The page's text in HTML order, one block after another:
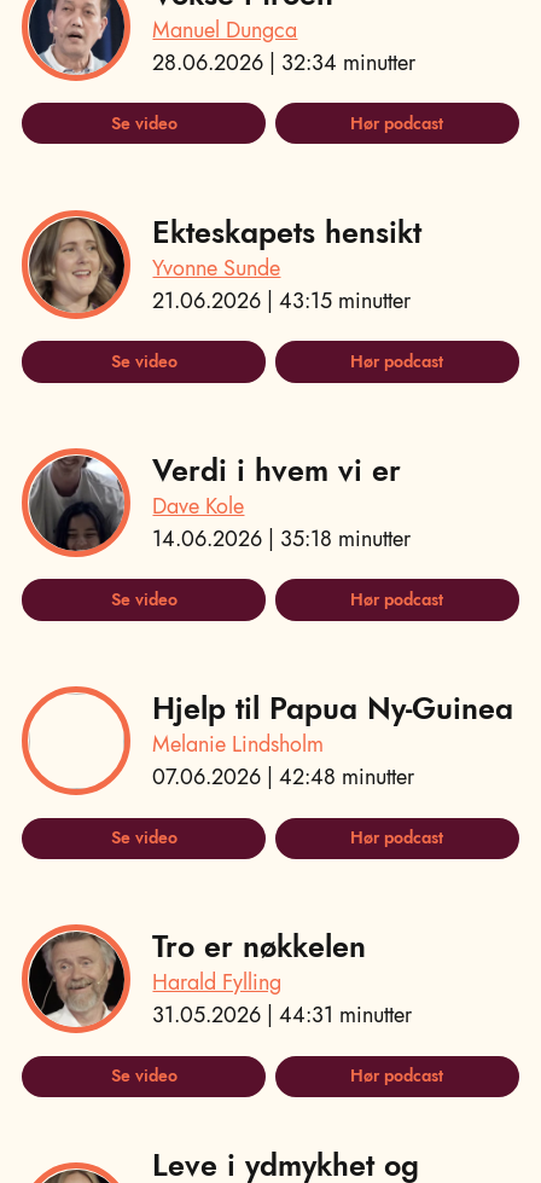
Manuel Dungca
28.06.2026 | 32:34 minutter
Se video Hør podcast
Ekteskapets hensikt
Yvonne Sunde
21.06.2026 | 43:15 minutter
Se video Hør podcast
Verdi i hvem vi er
Dave Kole
14.06.2026 | 35:18 minutter
Se video Hør podcast
Hjelp til Papua Ny-Guinea
Melanie Lindsholm
07.06.2026 | 42:48 minutter
Se video Hør podcast
Tro er nøkkelen
Harald Fylling
31.05.2026 | 44:31 minutter
Se video Hør podcast
Leve i ydmykhet og